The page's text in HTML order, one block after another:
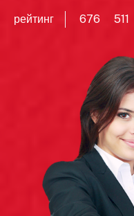
рейтинг 676 511